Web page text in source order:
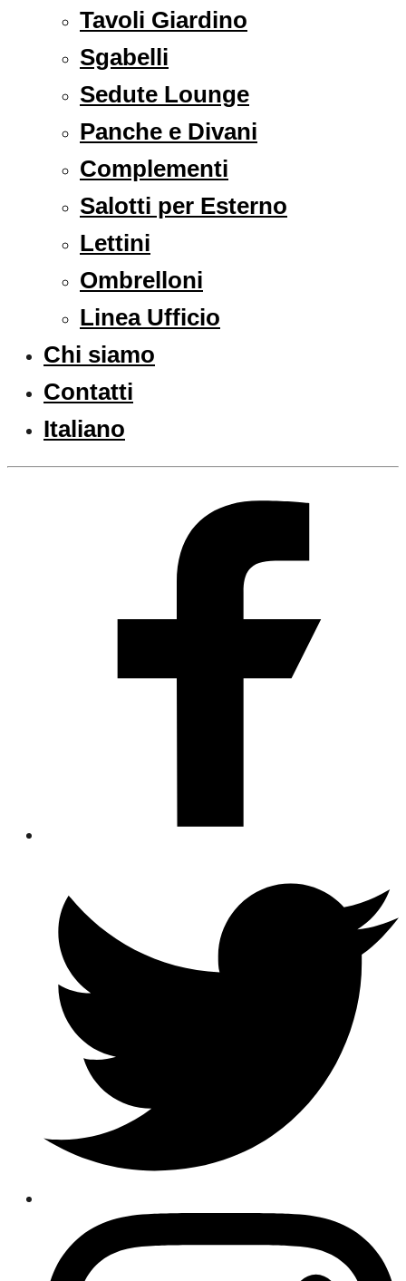
Tavoli Giardino
Sgabelli
Sedute Lounge
Panche e Divani
Complementi
Salotti per Esterno
Lettini
Ombrelloni
Linea Ufficio
Chi siamo
Contatti
Italiano